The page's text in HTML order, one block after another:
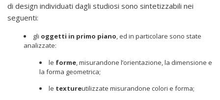
di design individuati dagli studiosi sono sintetizzabili nei
seguenti:
gli oggetti in primo piano, ed in particolare sono state
analizzate:
le forme, misurandone l’orientazione, la dimensione e
la forma geometrica;
le textureutilizzate misurandone colori e forma;